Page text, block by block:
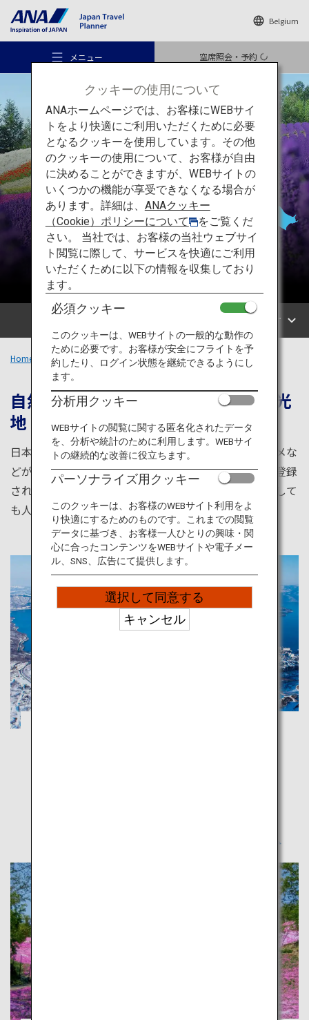
Belgium
メニュー 空席照会・予約
おすすめの旅
旅のアイデア
行き先
旅のお役立ち情報
ANA サービス
北海道
エリアで探す
Home 北海道エリア
自然とグルメが堪能できる人気の観光
地
日本最北部の北海道。歴史観光から北のおすすめグルメな
どが満喫できる札幌や函館をはじめ、世界自然遺産に登録
された北海道の最果て知床など見所が満載。旅行先として
も人気が高い北海道の魅力をご紹介します。
クッキーの使用について
ANAホームページでは、お客様にWEBサイ
トをより快適にご利用いただくために必要
となるクッキーを使用しています。その他
のクッキーの使用について、お客様が自由
に決めることができますが、WEBサイトの
いくつかの機能が享受できなくなる場合が
あります。詳細は、 ANAクッキー
（Cookie）ポリシーについて
をご覧くだ
さい。 当社では、お客様の当社ウェブサイ
ト閲覧に際して、サービスを快適にご利用
いただくために以下の情報を収集しており
ます。
必須クッキー
このクッキーは、WEBサイトの一般的な動作の
ために必要です。お客様が安全にフライトを予
約したり、ログイン状態を継続できるようにし
ます。
分析用クッキー
WEBサイトの閲覧に関する匿名化されたデータ
を、分析や統計のために利用します。WEBサイ
トの継続的な改善に役立ちます。
パーソナライズ用クッキー
このクッキーは、お客様のWEBサイト利用をよ
り快適にするためのものです。これまでの閲覧
データに基づき、お客様一人ひとりの興味・関
心に合ったコンテンツをWEBサイトや電子メー
ル、SNS、広告にて提供します。
選択して同意する
キャンセル